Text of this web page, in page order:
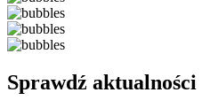
Sprawdź aktualności